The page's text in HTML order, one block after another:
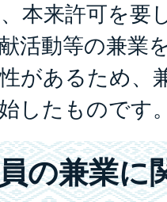
本来許可を要
活動等の兼業
があるため、
したものです
の兼業に